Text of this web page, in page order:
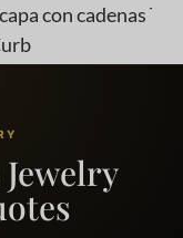
cadenas Twist